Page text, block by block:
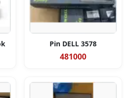
Pin DELL 3578
481000